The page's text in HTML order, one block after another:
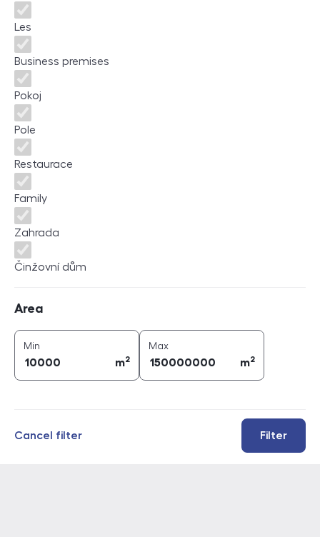
Les
Business premises
Pokoj
Pole
Restaurace
Family
Zahrada
Činžovní dům
Area
Min
m2
Maxarea (
m2
Filter
Cancel filter